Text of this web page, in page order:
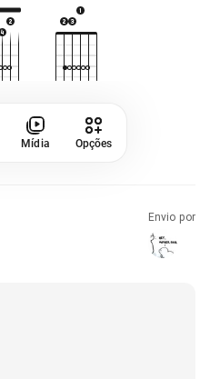
Mídia Opções
Envio por